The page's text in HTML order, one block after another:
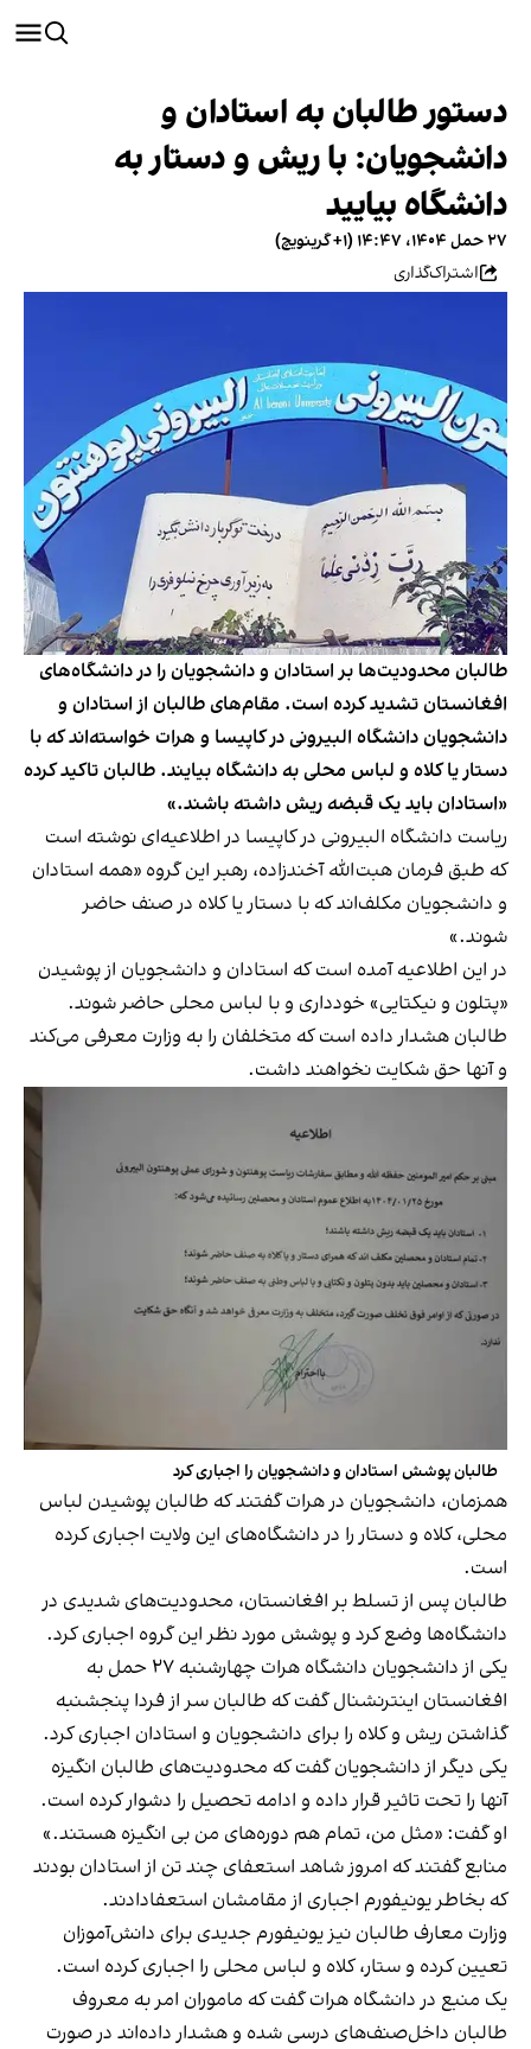
دستور طالبان به استادان و
دانشجویان: با ریش و دستار به
دانشگاه بیایید
۲۷ حمل ۱۴۰۴، ۱۴:۴۷ (‎+۱ گرینویچ)
اشتراک‌گذاری
طالبان محدودیت‌ها بر استادان و دانشجویان را در دانشگاه‌های
افغانستان تشدید کرده است. مقام‌های طالبان از استادان و
دانشجویان دانشگاه البیرونی در کاپیسا و هرات خواسته‌اند که با
دستار یا کلاه و لباس محلی به دانشگاه بیایند. طالبان تاکید کرده
«استادان باید یک قبضه ریش داشته باشند.»
ریاست دانشگاه البیرونی در کاپیسا در اطلاعیه‌ای نوشته است
که طبق فرمان هبت‌الله آخندزاده، رهبر این گروه «همه استادان
و دانشجویان مکلف‌اند که با دستار یا کلاه در صنف حاضر
شوند.»
در این اطلاعیه آمده است که استادان و دانشجویان از پوشیدن
«پتلون و نیکتایی» خودداری و با لباس محلی حاضر شوند.
طالبان هشدار داده است که متخلفان را به وزارت معرفی می‌کند
و آنها حق شکایت نخواهند داشت.
طالبان پوشش استادان و دانشجویان را اجباری کرد
همزمان، دانشجویان در هرات گفتند که طالبان پوشیدن لباس
محلی، کلاه و دستار را در دانشگاه‌های این ولایت اجباری کرده
است.
طالبان پس از تسلط بر افغانستان، محدودیت‌های شدیدی در
دانشگاه‌ها وضع کرد و پوشش مورد نظر این گروه اجباری کرد.
یکی از دانشجویان دانشگاه هرات چهارشنبه ۲۷ حمل به
افغانستان اینترنشنال گفت که طالبان سر از فردا پنجشنبه
گذاشتن ریش و کلاه را برای دانشجویان و استادان اجباری کرد.
یکی دیگر از دانشجویان گفت که محدودیت‌های طالبان انگیزه
آنها را تحت تاثیر قرار داده و ادامه تحصیل را دشوار کرده است.
او گفت:‌ «مثل من، تمام هم دوره‌های من بی انگیزه هستند.»
منابع گفتند که امروز شاهد استعفای چند تن از استادان بودند
که بخاطر یونیفورم اجباری از مقامشان استعفادادند.
وزارت معارف طالبان نیز یونیفورم جدیدی برای دانش‌آموزان
تعیین کرده و ستار، کلاه و لباس محلی را اجباری کرده است.
یک منبع در دانشگاه هرات گفت که ماموران امر به معروف
طالبان داخل‌صنف‌های درسی شده و هشدار داده‌اند در صورت